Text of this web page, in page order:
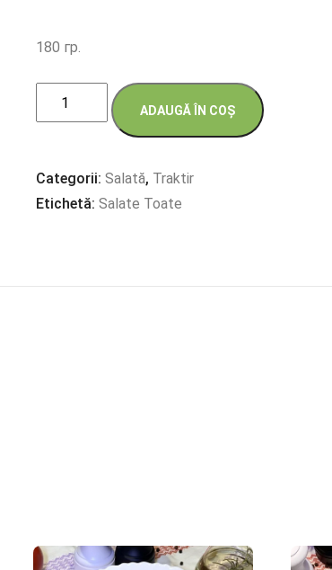
180 гр.
Cantitate
Salată
ADAUGĂ ÎN COȘ
Categorii:Salată, Traktir
Etichetă:Salate Toate